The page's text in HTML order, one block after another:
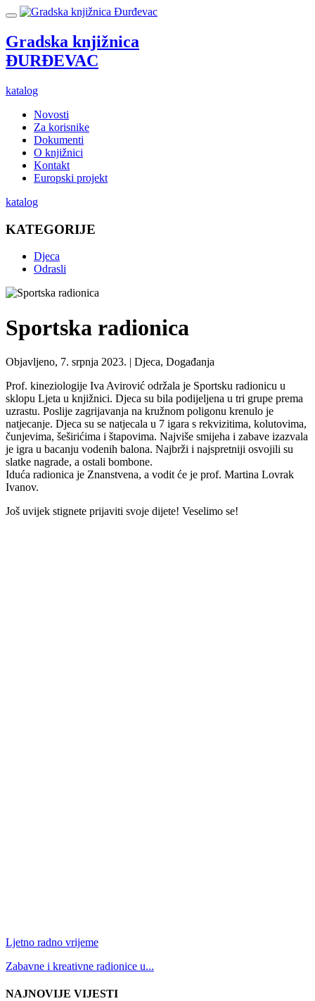
Gradska knjižnica
ĐURĐEVAC
katalog
Novosti
Za korisnike
Dokumenti
O knjižnici
Kontakt
Europski projekt
katalog
KATEGORIJE
Djeca
Odrasli
Sportska radionica
Objavljeno, 7. srpnja 2023. | Djeca, Događanja
Prof. kineziologije Iva Avirović održala je Sportsku radionicu u
sklopu Ljeta u knjižnici. Djeca su bila podijeljena u tri grupe prema
uzrastu. Poslije zagrijavanja na kružnom poligonu krenulo je
natjecanje. Djeca su se natjecala u 7 igara s rekvizitima, kolutovima,
čunjevima, šeširićima i štapovima. Najviše smijeha i zabave izazvala
je igra u bacanju vodenih balona. Najbrži i najspretniji osvojili su
slatke nagrade, a ostali bombone.
Iduća radionica je Znanstvena, a vodit će je prof. Martina Lovrak
Ivanov.
Još uvijek stignete prijaviti svoje dijete! Veselimo se!
Ljetno radno vrijeme
Zabavne i kreativne radionice u...
NAJNOVIJE VIJESTI